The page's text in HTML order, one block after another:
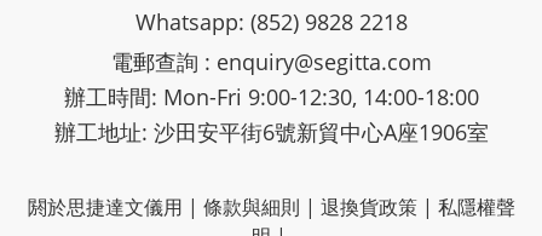
Whatsapp: (852) 9828 2218
電郵查詢 : enquiry@segitta.com
辦工時間: Mon-Fri 9:00-12:30, 14:00-18:00
辦工地址: 沙田安平街6號新貿中心A座1906室
閼於思捷達文儀用 | 條款與細則 | 退換貨政策| 私隱權聲